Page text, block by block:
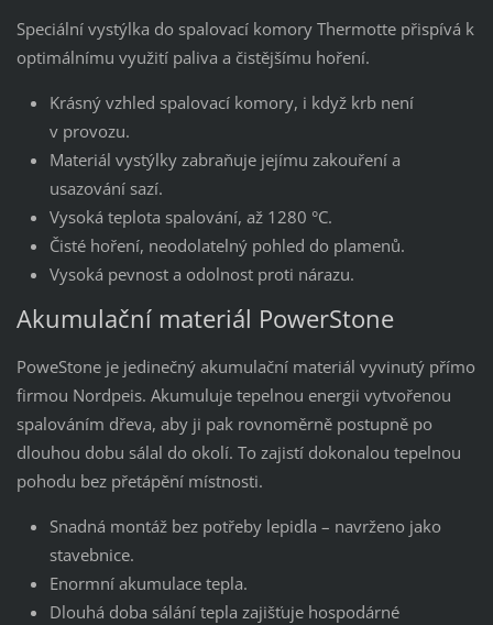
Speciální vystýlka do spalovací komory Thermotte přispívá k
optimálnímu využití paliva a čistějšímu hoření.
Krásný vzhled spalovací komory, i když krb není
v provozu.
Materiál vystýlky zabraňuje jejímu zakouření a
usazování sazí.
Vysoká teplota spalování, až 1280 °C.
Čisté hoření, neodolatelný pohled do plamenů.
Vysoká pevnost a odolnost proti nárazu.
Akumulační materiál PowerStone
PoweStone je jedinečný akumulační materiál vyvinutý přímo
firmou Nordpeis. Akumuluje tepelnou energii vytvořenou
spalováním dřeva, aby ji pak rovnoměrně postupně po
dlouhou dobu sálal do okolí. To zajistí dokonalou tepelnou
pohodu bez přetápění místnosti.
Snadná montáž bez potřeby lepidla – navrženo jako
stavebnice.
Enormní akumulace tepla.
Dlouhá doba sálání tepla zajišťuje hospodárné